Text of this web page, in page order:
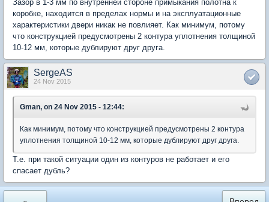
Зазор в 1-3 мм по внутренней стороне примыкания полотна к
коробке, находится в пределах нормы и на эксплуатационные
характеристики двери никак не повлияет. Как минимум, потому
что конструкцией предусмотрены 2 контура уплотнения толщиной
10-12 мм, которые дублируют друг друга.
SergeAS
24 Nov 2015
Gman, on 24 Nov 2015 - 12:44:
Как минимум, потому что конструкцией предусмотрены 2 контура
уплотнения толщиной 10-12 мм, которые дублируют друг друга.
Т.е. при такой ситуации один из контуров не работает и его
спасает дубль?